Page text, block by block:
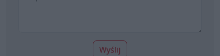
Wyślij